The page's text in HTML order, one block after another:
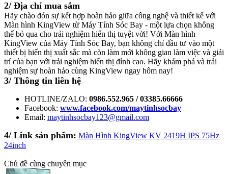
2/ Địa chỉ mua sắm
Hãy chào đón sự kết hợp hoàn hảo giữa công nghệ và thiết kế với
Màn hình KingView từ Máy Tính Sóc Bay - một lựa chọn không
thể bỏ qua cho trải nghiệm hiển thị tuyệt vời! Với Màn hình
KingView của Máy Tính Sóc Bay, bạn không chỉ đầu tư vào một
thiết bị hiển thị xuất sắc mà còn làm mới không gian làm việc và giải
trí của bạn với trải nghiệm hiển thị đỉnh cao. Hãy khám phá và trải
nghiệm sự hoàn hảo cùng KingView ngay hôm nay!
3/ Thông tin liên hệ
HOTLINE/ZALO: 0986.552.965 / 03385.66666
Facebook: www.facebook.com/maytinhsocbay
Email: maytinhsocbay123@gmail.com
4/ Link sản phẩm: Màn Hình KingView KV 2419H IPS 75Hz
24inch
Chủ đề cùng chuyên mục